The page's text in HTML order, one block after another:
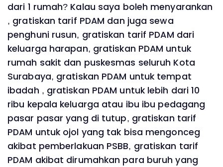
dari 1 rumah? Kalau saya boleh menyarankan
, gratiskan tarif PDAM dan juga sewa
penghuni rusun, gratiskan tarif PDAM dari
keluarga harapan, gratiskan PDAM untuk
rumah sakit dan puskesmas seluruh Kota
Surabaya, gratiskan PDAM untuk tempat
ibadah , gratiskan PDAM untuk lebih dari 10
ribu kepala keluarga atau ibu ibu pedagang
pasar pasar yang di tutup, gratiskan tarif
PDAM untuk ojol yang tak bisa mengonceg
akibat pemberlakuan PSBB, gratiskan tarif
PDAM akibat dirumahkan para buruh yang